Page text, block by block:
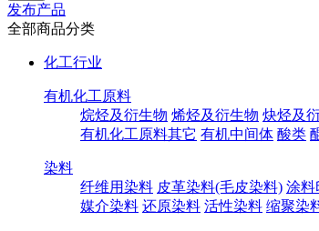
发布产品
全部商品分类
化工行业
有机化工原料
烷烃及衍生物 烯烃及衍生物 炔烃及
有机化工原料其它 有机中间体 酸类
染料
纤维用染料 皮革染料(毛皮染料) 涂料
媒介染料 还原染料 活性染料 缩聚染